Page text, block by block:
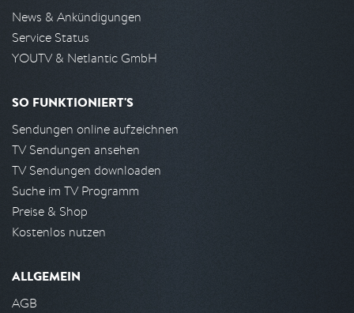
News & Ankündigungen
Service Status
YOUTV & Netlantic GmbH
SO FUNKTIONIERT'S
Sendungen online aufzeichnen
TV Sendungen ansehen
TV Sendungen downloaden
Suche im TV Programm
Preise & Shop
Kostenlos nutzen
ALLGEMEIN
AGB